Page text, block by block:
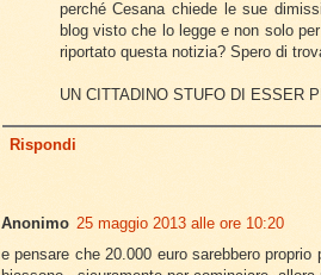
perché Cesana chiede le sue
blog visto che lo legge e non solo
riportato questa notizia? Spero di
UN CITTADINO STUFO DI ESSER
Rispondi
Anonimo 25 maggio 2013 alle ore 10:20
e pensare che 20.000 euro sarebbero